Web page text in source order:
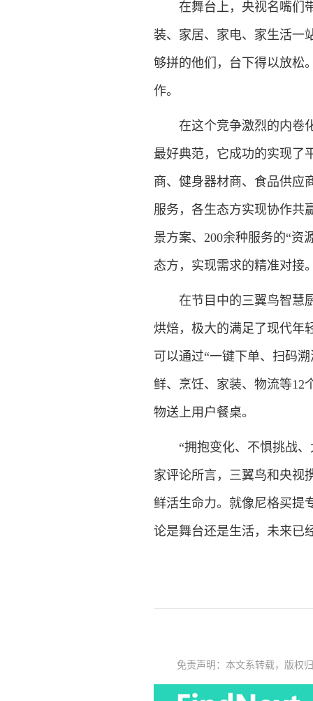
在舞台上，央视名嘴们带
装、家居、家电、家生活一
够拼的他们，台下得以放松
作。
在这个竞争激烈的内卷化
最好典范，它成功的实现了
商、健身器材商、食品供应
服务，各生态方实现协作共
景方案、200余种服务的“资
态方，实现需求的精准对接
在节目中的三翼鸟智慧厨
烘焙，极大的满足了现代年
可以通过“一键下单、扫码
鲜、烹饪、家装、物流等12
物送上用户餐桌。
“拥抱变化、不惧挑战、
家评论所言，三翼鸟和央视
鲜活生命力。就像尼格买提
论是舞台还是生活，未来已
免责声明：本文系转载，版权